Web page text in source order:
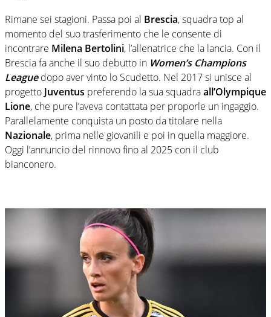
Rimane sei stagioni. Passa poi al Brescia, squadra top al
momento del suo trasferimento che le consente di
incontrare Milena Bertolini, l’allenatrice che la lancia. Con il
Brescia fa anche il suo debutto in Women’s Champions
Leaguedopo aver vinto lo Scudetto. Nel 2017 si unisce al
progetto Juventus preferendo la sua squadraall’Olympique
Lione, che pure l’aveva contattata per proporle un ingaggio.
Parallelamente conquista un posto da titolare nella
Nazionale, prima nelle giovanili e poi in quella maggiore.
Oggi l’annuncio del rinnovo fino al 2025 con il club
bianconero.